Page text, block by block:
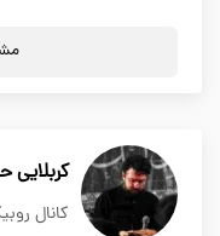
کانال